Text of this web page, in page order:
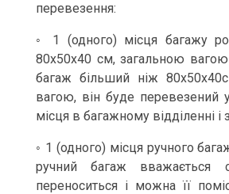
перевезення:
◦ 1 (одного) місця багажу
80х50х40 см, загальною
багаж більший ніж
вагою, він буде перевезений
місця в багажному відділенні і
◦ 1 (одного) місця ручного
ручний багаж вважається
переноситься і можна її